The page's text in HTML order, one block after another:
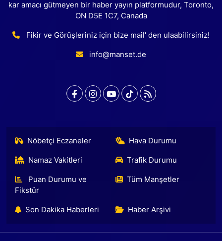
kar amacı gütmeyen bir haber yayın platformudur, Toronto,
ON D5E 1C7, Canada
Fikir ve Görüşleriniz için bize mail' den ulaabilirsiniz!
info@manset.de
Nöbetçi Eczaneler Hava Durumu
Namaz Vakitleri Trafik Durumu
Puan Durumu ve
Fikstür
Tüm Manşetler
Son Dakika Haberleri Haber Arşivi